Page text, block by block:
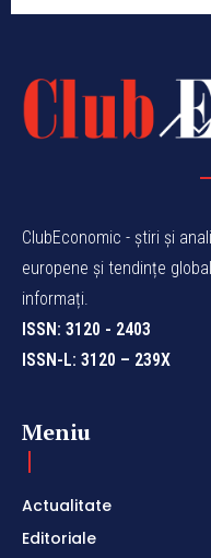
ClubEconomic - știri și
europene și tendințe
informați.
ISSN: 3120 - 2403
ISSN-L: 3120 – 239X
Meniu
Actualitate
Editoriale